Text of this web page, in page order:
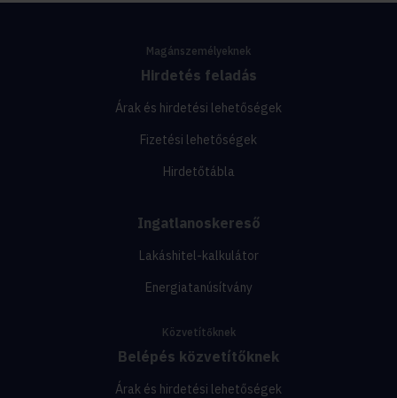
Magánszemélyeknek
Hirdetés feladás
Árak és hirdetési lehetőségek
Fizetési lehetőségek
Hirdetőtábla
Ingatlanoskereső
Lakáshitel-kalkulátor
Energiatanúsítvány
Közvetítőknek
Belépés közvetítőknek
Árak és hirdetési lehetőségek